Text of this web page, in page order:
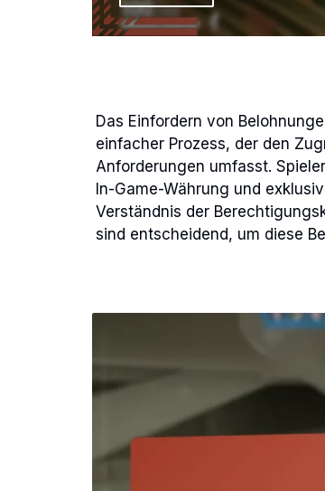
Das Einfordern von
einfacher Prozess, der den
Anforderungen umfasst.
In-Game-Währung und
Verständnis der
sind entscheidend, um diese